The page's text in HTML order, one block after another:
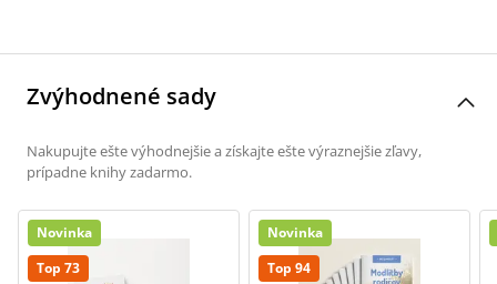
Zvýhodnené sady
Nakupujte ešte výhodnejšie a získajte ešte výraznejšie zľavy,
prípadne knihy zadarmo.
Novinka
Top 73
Novinka
Top 94